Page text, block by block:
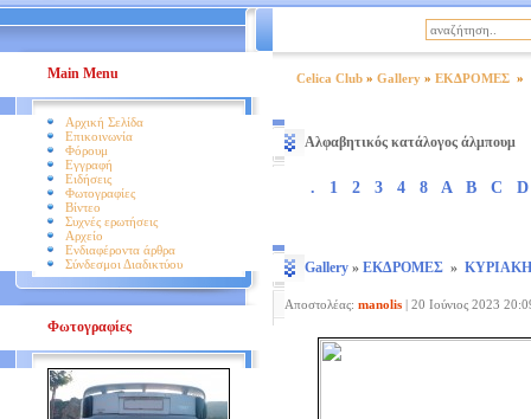
Main Menu
Αρχική Σελίδα
Επικοινωνία
Φόρουμ
Εγγραφή
Ειδήσεις
Φωτογραφίες
Βίντεο
Συχνές ερωτήσεις
Αρχείο
Ενδιαφέροντα άρθρα
Σύνδεσμοι Διαδικτύου
Φωτογραφίες
Celica Club » Gallery » ΕΚΔΡΟΜΕΣ »
Αλφαβητικός κατάλογος άλμπουμ
. 1 2 3 4 8 A B C D
Gallery » ΕΚΔΡΟΜΕΣ » ΚΥΡΙΑΚΗ
Αποστολέας: manolis | 20 Ιούνιος 2023